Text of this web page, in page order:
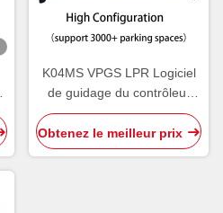
K04MS VPGS LPR Logiciel
de guidage du contrôleur
vidéo centralisé
Obtenez le meilleur prix